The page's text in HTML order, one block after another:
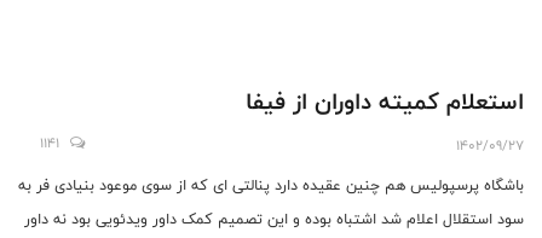
استعلام کمیته داوران از فیفا
1402/09/27
1141
باشگاه پرسپولیس هم چنین عقیده دارد پنالتی ای که از سوی موعود بنیادی فر به
سود استقلال اعلام شد اشتباه بوده و این تصمیم کمک داور ویدئویی بود نه داور